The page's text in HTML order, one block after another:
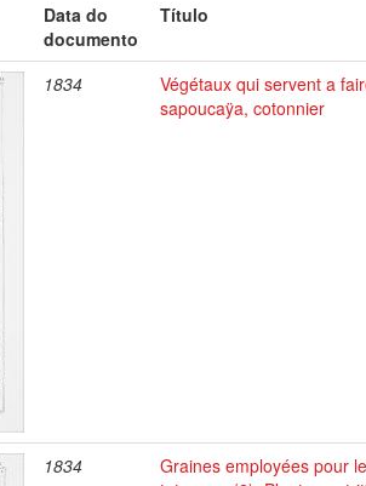
Data do
documento
Título
1834
Végétaux qui servent a
sapoucaÿa, cotonnier
1834
Graines employées pour